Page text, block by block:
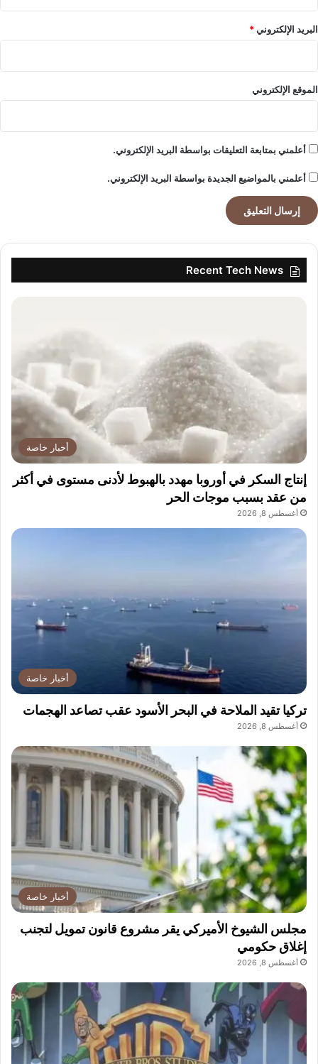
الدرامية وإدارة الممثل .
khabar3ajelemarat.com — التيكتوكر الأول عربياً وائل
ادريس يتّجه نحو التمثيل و الإعلام من لبنان تحت إدارة أعمال
مؤسسة نوري ميديا
البريد الإلكتروني*
الموقع الإلكتروني
أعلمني بمتابعة التعليقات بواسطة البريد الإلكتروني.
أعلمني بالمواضيع الجديدة بواسطة البريد الإلكتروني.
Recent Tech News
أخبار خاصة
إنتاج السكر في أوروبا مهدد بالهبوط لأدنى مستوى في أكثر
من عقد بسبب موجات الحر
أغسطس 8, 2026
أخبار خاصة
تركيا تقيد الملاحة في البحر الأسود عقب تصاعد الهجمات
أغسطس 8, 2026
أخبار خاصة
مجلس الشيوخ الأميركي يقر مشروع قانون تمويل لتجنب
إغلاق حكومي
أغسطس 8, 2026